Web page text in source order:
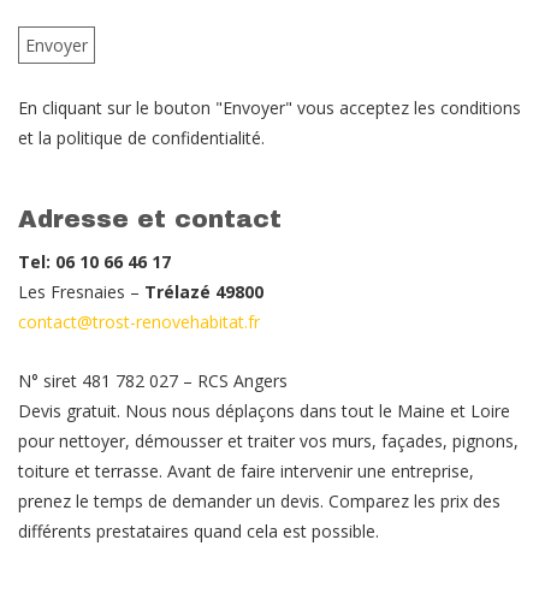
En cliquant sur le bouton "Envoyer" vous acceptez les conditions
et la politique de confidentialité.
Adresse et contact
Tel: 06 10 66 46 17
Les Fresnaies – Trélazé 49800
contact@trost-renovehabitat.fr
N° siret 481 782 027 – RCS Angers
Devis gratuit. Nous nous déplaçons dans tout le Maine et Loire
pour nettoyer, démousser et traiter vos murs, façades, pignons,
toiture et terrasse. Avant de faire intervenir une entreprise,
prenez le temps de demander un devis. Comparez les prix des
différents prestataires quand cela est possible.